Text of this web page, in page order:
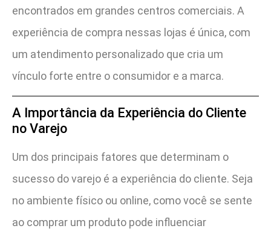
encontrados em grandes centros comerciais. A
experiência de compra nessas lojas é única, com
um atendimento personalizado que cria um
vínculo forte entre o consumidor e a marca.
A Importância da Experiência do Cliente
no Varejo
Um dos principais fatores que determinam o
sucesso do varejo é a experiência do cliente. Seja
no ambiente físico ou online, como você se sente
ao comprar um produto pode influenciar